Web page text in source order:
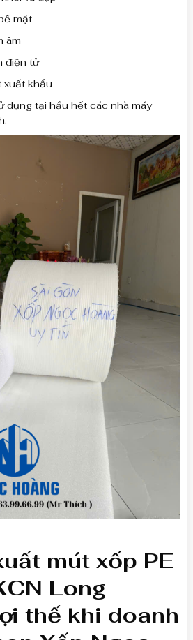
mặt
âm
điện tử
xuất khẩu
dụng tại hầu hết các nhà máy
mút xốp PE
Long
thế khi doanh